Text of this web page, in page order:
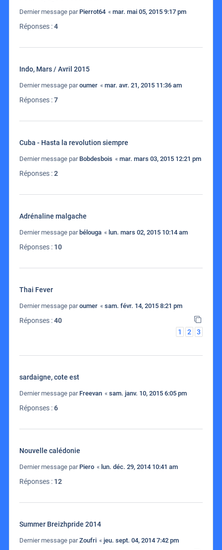
Dernier message par Pierrot64 « mar. mai 05, 2015 9:17 pm
Réponses :4
Indo, Mars / Avril 2015
Dernier message paroumer « mar. avr. 21, 2015 11:36 am
Réponses :7
Cuba - Hasta la revolution siempre
Dernier message par Bobdesbois « mar. mars 03, 2015 12:21 pm
Réponses :2
Adrénaline malgache
Dernier message parbélouga « lun. mars 02, 2015 10:14 am
Réponses : 10
Thai Fever
Dernier message paroumer « sam. févr. 14, 2015 8:21 pm
Réponses :40
1
2 3
sardaigne, cote est
Dernier message par Freevan « sam. janv. 10, 2015 6:05 pm
Réponses :6
Nouvelle calédonie
Dernier message par Piero « lun. déc. 29, 2014 10:41 am
Réponses : 12
Summer Breizhpride 2014
Dernier message parZoufri « jeu. sept. 04, 2014 7:42 pm